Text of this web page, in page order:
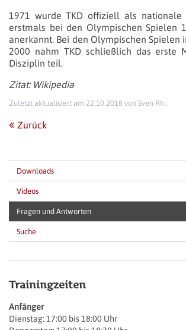
1971 wurde TKD offiziell als nationale
erstmals bei den Olympischen Spielen
anerkannt. Bei den Olympischen Spielen
2000 nahm TKD schließlich das erste
Disziplin teil.
Zitat: Wikipedia
Zuletzt aktualisiert am 22.10.2018 von Sven Rh..
Zurück
Navigation überspringen
Downloads
Videos
Fragen und Antworten
Suche
Trainingzeiten
Anfänger
Dienstag: 17:00 bis 18:00 Uhr